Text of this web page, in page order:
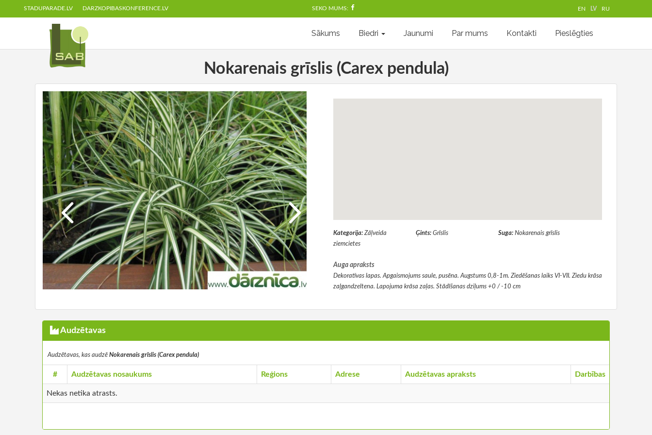
STADUPARADE.LV DARZKOPIBASKONFERENCE.LV SEKO MUMS: EN LV RU
Sākums Biedri Jaunumi Par mums Kontakti Pieslēgties
Nokarenais grīslis (Carex pendula)
Kategorija: Zāļveida
ziemcietes
Ģints: Grīslis Suga: Nokarenais grīslis
Auga apraksts
Dekoratīvas lapas. Apgaismojums saule, pusēna. Augstums 0,8-1m. Ziedēšanas laiks VI-VII. Ziedu krāsa
zaļgandzeltena. Lapojuma krāsa zaļas. Stādīšanas dziļums +0 / -10 cm
Audzētavas
Audzētavas, kas audzē Nokarenais grīslis (Carex pendula)
# Audzētavas nosaukums Reģions Adrese Audzētavas apraksts Darbības
Nekas netika atrasts.